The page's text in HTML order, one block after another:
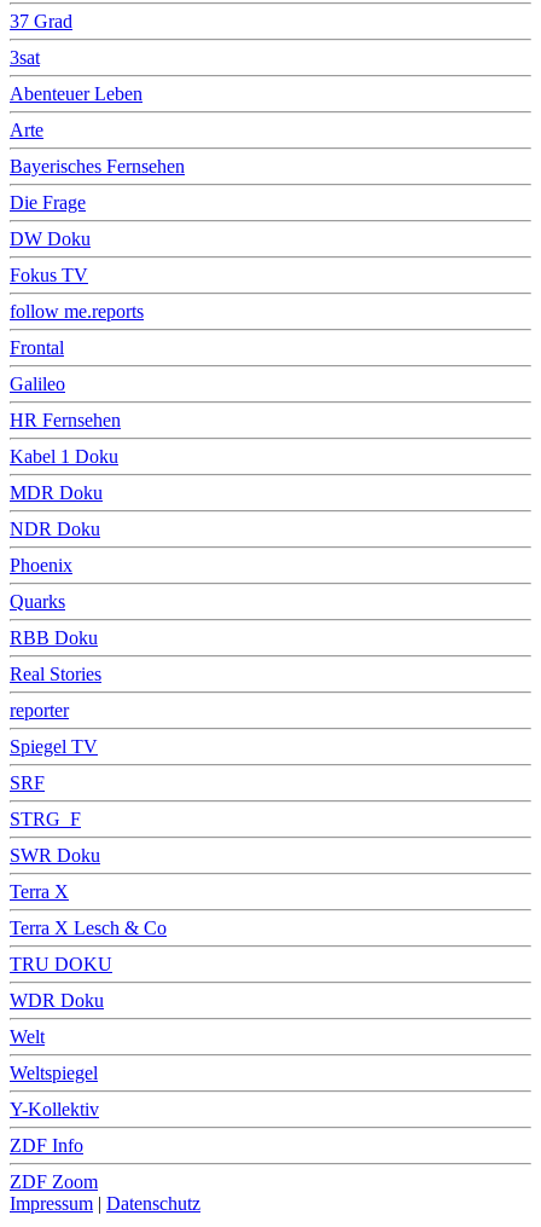
37 Grad
3sat
Abenteuer Leben
Arte
Bayerisches Fernsehen
Die Frage
DW Doku
Fokus TV
follow me.reports
Frontal
Galileo
HR Fernsehen
Kabel 1 Doku
MDR Doku
NDR Doku
Phoenix
Quarks
RBB Doku
Real Stories
reporter
Spiegel TV
SRF
STRG_F
SWR Doku
Terra X
Terra X Lesch & Co
TRU DOKU
WDR Doku
Welt
Weltspiegel
Y-Kollektiv
ZDF Info
ZDF Zoom
Impressum | Datenschutz